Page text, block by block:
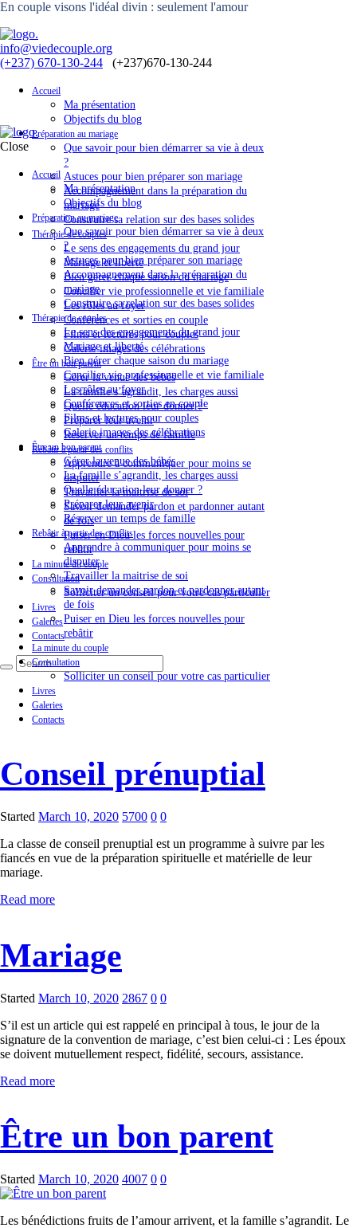
En couple visons l'idéal divin : seulement l'amour
info@viedecouple.org
(+237) 670-130-244
Accueil
Ma présentation
Objectifs du blog
Préparation au mariage
Que savoir pour bien démarrer sa vie à deux
?
Astuces pour bien préparer son mariage
Accompagnement dans la préparation du
mariage
Construire sa relation sur des bases solides
Thérapie de couples
Le sens des engagements du grand jour
Mariage et liberté
Bien gérer chaque saison du mariage
Concilier vie professionnelle et vie familiale
Les rôles au foyer
Conférences et sorties en couple
Films et lectures pour couples
Galerie images des célébrations
Être un bon parent
Gérer la venue des bébés
La famille s’agrandit, les charges aussi
Quelle éducation leur donner ?
Préparer leur avenir
Réserver un temps de famille
Rebâtir à partir des conflits
Apprendre à communiquer pour moins se
disputer
Travailler la maitrise de soi
Savoir demander pardon et pardonner autant
de fois
Puiser en Dieu les forces nouvelles pour
rebâtir
La minute du couple
Consultation
Solliciter un conseil pour votre cas particulier
Livres
Galeries
Contacts
Close
Accueil
Ma présentation
Objectifs du blog
Préparation au mariage
Que savoir pour bien démarrer sa vie à deux
?
Astuces pour bien préparer son mariage
Accompagnement dans la préparation du
mariage
Construire sa relation sur des bases solides
Thérapie de couples
Le sens des engagements du grand jour
Mariage et liberté
Bien gérer chaque saison du mariage
Concilier vie professionnelle et vie familiale
Les rôles au foyer
Conférences et sorties en couple
Films et lectures pour couples
Galerie images des célébrations
Être un bon parent
Gérer la venue des bébés
La famille s’agrandit, les charges aussi
Quelle éducation leur donner ?
Préparer leur avenir
Réserver un temps de famille
Rebâtir à partir des conflits
Apprendre à communiquer pour moins se
disputer
Travailler la maitrise de soi
Savoir demander pardon et pardonner autant
de fois
Puiser en Dieu les forces nouvelles pour
rebâtir
La minute du couple
Consultation
Solliciter un conseil pour votre cas particulier
Livres
Galeries
Contacts
Conseil prénuptial
Started March 10, 2020 5700 0 0
La classe de conseil prenuptial est un programme à suivre par les
fiancés en vue de la préparation spirituelle et matérielle de leur
mariage.
Read more
Mariage
Started March 10, 2020 2867 0 0
S’il est un article qui est rappelé en principal à tous, le jour de la
signature de la convention de mariage, c’est bien celui-ci : Les époux
se doivent mutuellement respect, fidélité, secours, assistance.
Read more
Être un bon parent
Started March 10, 2020 4007 0 0
Les bénédictions fruits de l’amour arrivent, et la famille s’agrandit. Le